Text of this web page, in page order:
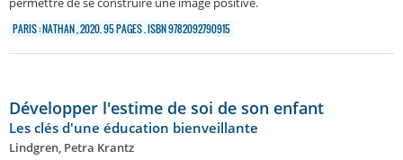
PARIS : NATHAN , 2020. 95 PAGES . ISBN 9782092790915
Développer l'estime de soi de son enfant
Les clés d'une éducation bienveillante
Lindgren, Petra Krantz